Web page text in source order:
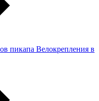
Велокрепления в